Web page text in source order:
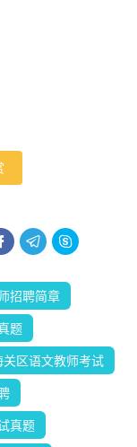
 
招聘简章
题
关区语文教师考试
真题